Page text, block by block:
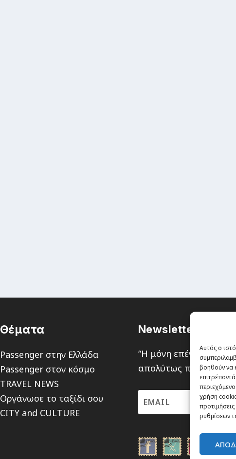
Αυτός ο
βοηθούν να
χρήση
ρυθμίσεων
Θέματα
Passenger στην Ελλάδα
Passenger στον κόσμο
TRAVEL NEWS
Οργάνωσε το ταξίδι σου
CITY and CULTURE
Newsletter
“H μόνη επένδυση από
απολύτως πιθανότητα